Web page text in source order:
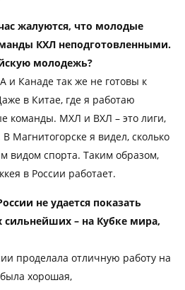
жалуются, что молодые
КХЛ неподготовленными.
молодежь?
Канаде так же не готовы к
в Китае, где я работаю
команды. МХЛ и ВХЛ – это лиги,
В Магнитогорске я видел, сколько
видом спорта. Таким образом,
в России работает.
не удается показать
сильнейших – на Кубке мира,
проделала отличную работу на
хорошая,